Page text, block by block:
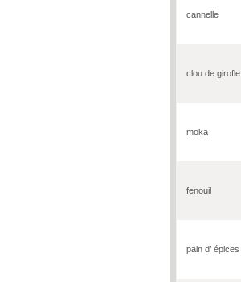
cannelle
clou de girofle
moka
fenouil
pain d’ épices